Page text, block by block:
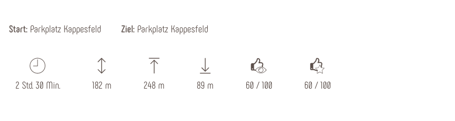
Start: Parkplatz Kappesfeld Ziel: Parkplatz Kappesfeld
2 Std. 30 Min. 182 m 248 m 89 m 60 / 100 60 / 100